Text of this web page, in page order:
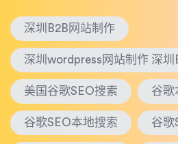
深圳B2B网站制作
深圳wordpress网站制作 深圳
美国谷歌SEO搜索 谷歌
谷歌SEO本地搜索 谷歌